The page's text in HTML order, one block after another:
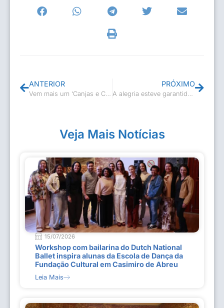
ANTERIOR PRÓXIMO
Veja Mais Notícias
15/07/2026
Workshop com bailarina do Dutch National
Ballet inspira alunas da Escola de Dança da
Fundação Cultural em Casimiro de Abreu
Leia Mais